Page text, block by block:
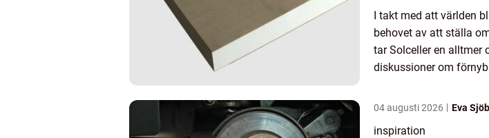
I takt med att världen
behovet av att ställa
tar Solceller en alltmer
diskussioner om
...
04 augusti 2026 Eva
inspiration